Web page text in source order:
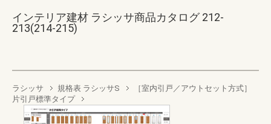
インテリア建材 ラシッサ商品カタログ 212-
213(214-215)
ラシッサ 規格表 ラシッサS
［室内引戸／アウトセット方式］
片引戸標準タイプ